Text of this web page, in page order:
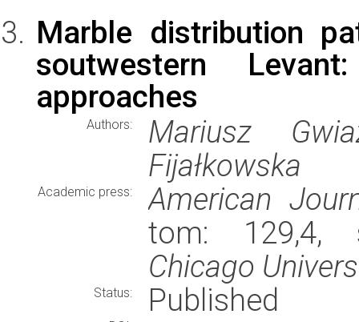
Marble distribution
soutwestern
approaches
Authors:
Mariusz
Fijałkowska
Academic press:
American
tom: 129,4,
Chicago
Status: Published